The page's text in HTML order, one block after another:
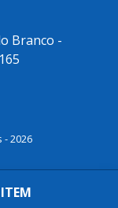
Branco -
2026